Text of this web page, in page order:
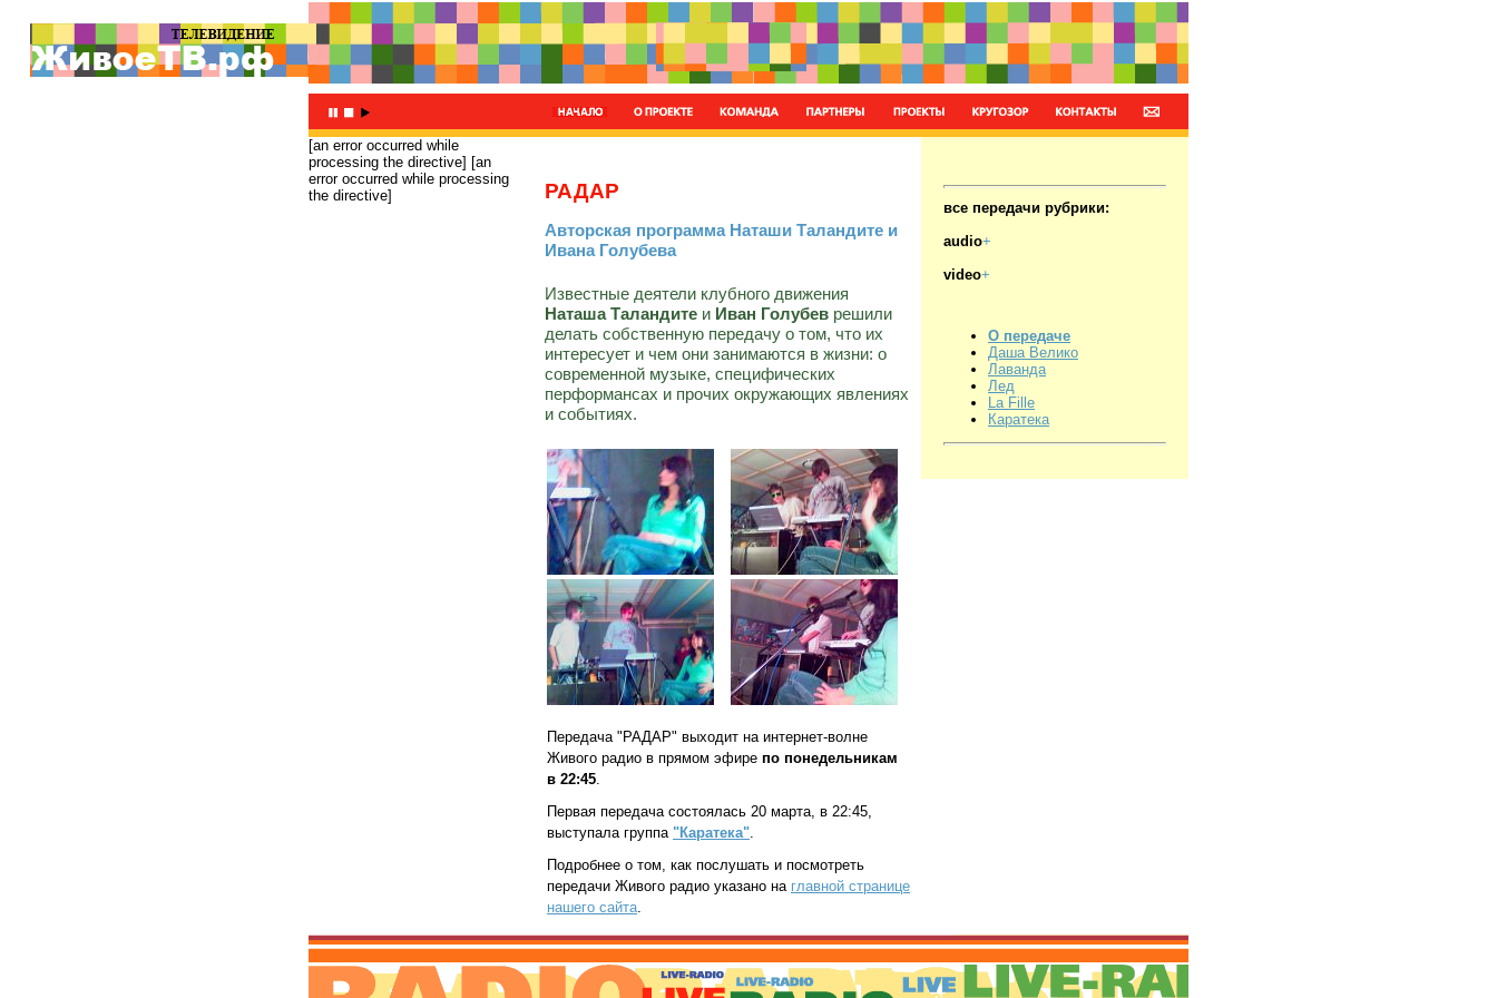
[an error occurred while
processing the directive] [an
error occurred while processing
the directive]
РАДАР
Авторская программа Наташи Таландите и
Ивана Голубева
Известные деятели клубного движения
Наташа Таландите и Иван Голубев решили
делать собственную передачу о том, что их
интересует и чем они занимаются в жизни: о
современной музыке, специфических
перформансах и прочих окружающих явлениях
и событиях.
Передача "РАДАР" выходит на интернет-волне
Живого радио в прямом эфире по понедельникам
в 22:45.
Первая передача состоялась 20 марта, в 22:45,
выступала группа "Каратека".
Подробнее о том, как послушать и посмотреть
передачи Живого радио указано на главной странице
нашего сайта.
все передачи рубрики:
audio+
video+
О передаче
Даша Велико
Лаванда
Лед
La Fille
Каратека